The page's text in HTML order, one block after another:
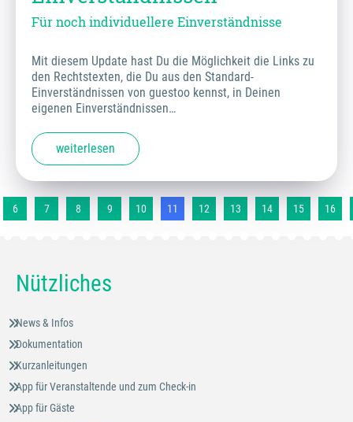
Für noch individuellere Einverständnisse
Mit diesem Update hast Du die Möglichkeit die Links zu
den Rechtstexten, die Du aus den Standard-
Einverständnissen von guestoo kennst, in Deinen
eigenen Einverständnissen…
weiterlesen
6 7 8 9 10 11 12 13 14 15 16
Nützliches
News & Infos
Dokumentation
Kurzanleitungen
App für Veranstaltende und zum Check-in
App für Gäste